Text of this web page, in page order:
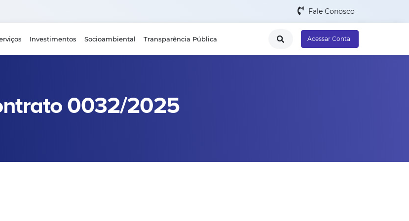
Fale Conosco
Investimentos Socioambiental Transparência Pública Acessar Conta
0032/2025